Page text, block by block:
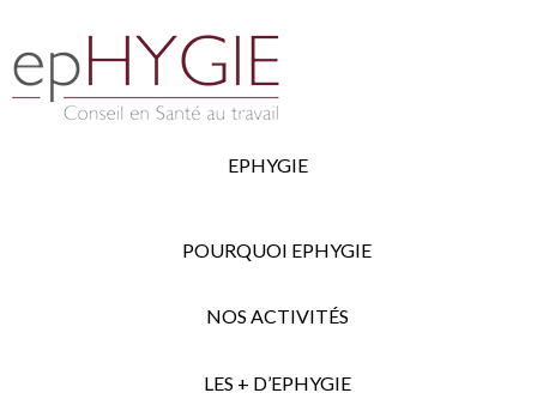
EPHYGIE
POURQUOI EPHYGIE
NOS ACTIVITÉS
LES + D’EPHYGIE